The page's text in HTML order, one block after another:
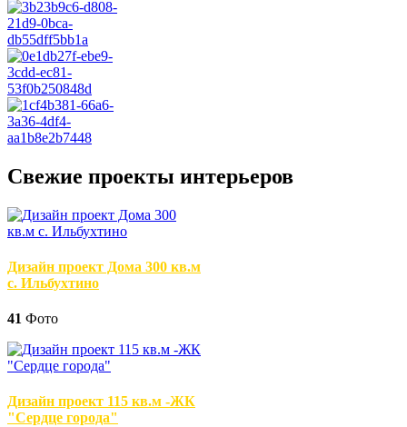
Свежие проекты интерьеров
Дизайн проект Дома 300 кв.м
с. Ильбухтино
41 Фото
Дизайн проект 115 кв.м -ЖК
"Сердце города"